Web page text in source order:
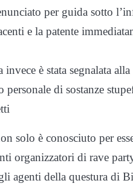
per guida sotto
e la patente
invece è stata segnalata
personale di sostanze
solo è conosciuto per
organizzatori di rave
agenti della questura di